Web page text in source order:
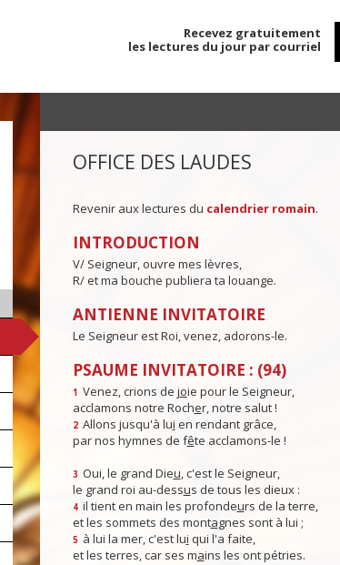
Recevez gratuitement
les lectures du jour par courriel
OFFICE DES LAUDES
Revenir aux lectures du calendrier romain.
INTRODUCTION
V/ Seigneur, ouvre mes lèvres,
R/ et ma bouche publiera ta louange.
ANTIENNE INVITATOIRE
Le Seigneur est Roi, venez, adorons-le.
PSAUME INVITATOIRE : (94)
1 Venez, crions de joie pour le Seigneur,
acclamons notre Rocher, notre salut !
2 Allons jusqu'à lui en rendant grâce,
par nos hymnes de fête acclamons-le !
3 Oui, le grand Dieu, c'est le Seigneur,
le grand roi au-dessus de tous les dieux :
4 il tient en main les profondeurs de la terre,
et les sommets des montagnes sont à lui ;
5 à lui la mer, c'est lui qui l'a faite,
et les terres, car ses mains les ont pétries.